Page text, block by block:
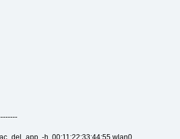
-h 00:11:22:33:44:55 wlan0